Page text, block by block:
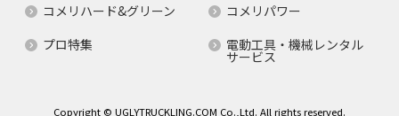
コメリハード&グリーン
コメリパワー
プロ特集
電動工具・機械レンタル
サービス
Copyright © UGLYTRUCKLING.COM Co.,Ltd. All rights reserved.